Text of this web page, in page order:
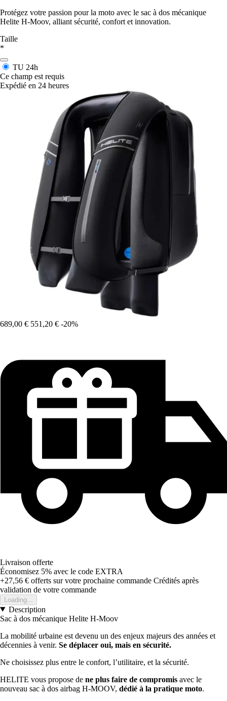
Protégez votre passion pour la moto avec le sac à dos mécanique
Helite H-Moov, alliant sécurité, confort et innovation.
Taille
*
TU 24h
Ce champ est requis
Expédié en 24 heures
689,00 € 551,20 € -20%
Livraison offerte
Économisez 5% avec le code EXTRA
+27,56 € offerts sur votre prochaine commande Crédités après
validation de votre commande
Loading...
Description
Sac à dos mécanique Helite H-Moov
La mobilité urbaine est devenu un des enjeux majeurs des années et
décennies à venir. Se déplacer oui, mais en sécurité.
Ne choisissez plus entre le confort, l’utilitaire, et la sécurité.
HELITE vous propose de ne plus faire de compromis avec le
nouveau sac à dos airbag H-MOOV, dédié à la pratique moto.